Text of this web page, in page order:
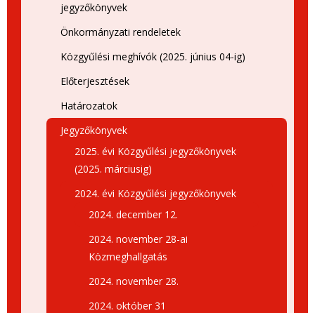
jegyzőkönyvek
Önkormányzati rendeletek
Közgyűlési meghívók (2025. június 04-ig)
Előterjesztések
Határozatok
Jegyzőkönyvek
2025. évi Közgyűlési jegyzőkönyvek
(2025. márciusig)
2024. évi Közgyűlési jegyzőkönyvek
2024. december 12.
2024. november 28-ai
Közmeghallgatás
2024. november 28.
2024. október 31